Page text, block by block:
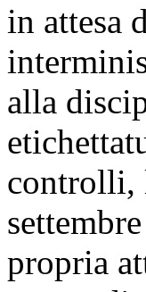
in attesa
alla
controlli,
propria